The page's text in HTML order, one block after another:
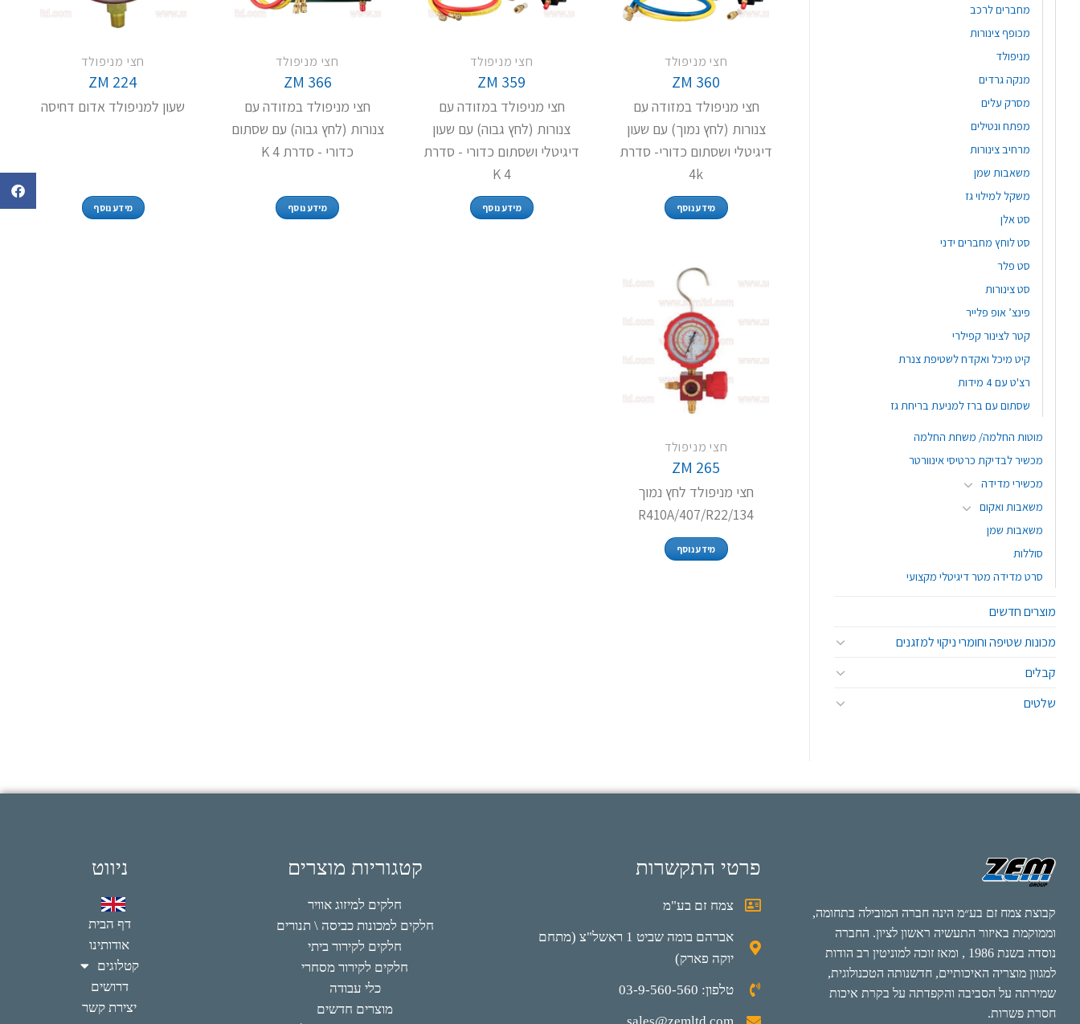
מחברים לרכב
מכופף צינורות
מניפולד
מנקה גרדים
מסרק עלים
מפתח ונטילים
מרחיב צינורות
משאבות שמן
משקל למילוי גז
סט אלן
סט לוחץ מחברים ידני
סט פלר
סט צינורות
פינצ’ אופ פלייר
קטר לצינור קפילרי
קיט מיכל ואקדח לשטיפת צנרת
רצ'ט עם 4 מידות
שסתום עם ברז למניעת בריחת גז
מוטות החלמה/ משחת החלמה
מכשיר לבדיקת כרטיסי אינוורטר
מכשירי מדידה
משאבות ואקום
משאבות שמן
סוללות
סרט מדידה מטר דיגיטלי מקצועי
מוצרים חדשים
מכונות שטיפה וחומרי ניקוי למזגנים
קבלים
שלטים
חצי מניפולד
ZM 360
חצי מניפולד במזודה עם
צנורות (לחץ נמוך) עם שעון
דיגיטלי ושסתום כדורי- סדרת
4k
מידע נוסף
חצי מניפולד
ZM 359
חצי מניפולד במזודה עם
צנורות (לחץ גבוה) עם שעון
דיגיטלי ושסתום כדורי - סדרת
4 K
מידע נוסף
חצי מניפולד
ZM 366
חצי מניפולד במזודה עם
צנורות (לחץ גבוה) עם שסתום
כדורי - סדרת 4 K
מידע נוסף
חצי מניפולד
ZM 224
שעון למניפולד אדום דחיסה
מידע נוסף
חצי מניפולד
ZM 265
חצי מניפולד לחץ נמוך
R410A/407/R22/134
מידע נוסף
קבוצת צמח זם בע״מ הינה חברה המובילה בתחומה,
וממוקמת באיזור התעשיה ראשון לציון. החברה
נוסדה בשנת 1986 , ומאז זוכה למוניטין רב הודות
למגוון מוצריה האיכותיים, חדשנותה הטכנולוגית,
שמירתה על הסביבה והקפדתה על בקרת איכות
חסרת פשרות.
פרטי התקשרות
צמח זם בע"מ
אברהם בומה שביט 1 ראשל"צ (מתחם
יוקה פארק)
טלפון: 03-9-560-560
sales@zemltd.com
קטגוריות מוצרים
חלקים למיזוג אוויר
חלקים למכונות כביסה \ תנורים
חלקים לקירור ביתי
חלקים לקירור מסחרי
כלי עבודה
מוצרים חדשים
ניווט
דף הבית
אודותינו
קטלוגים
דרושים
יצירת קשר